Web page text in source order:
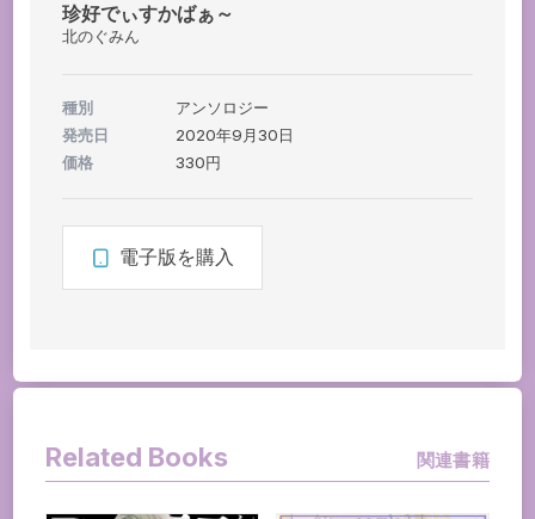
珍好でぃすかばぁ～
北のぐみん
種別
アンソロジー
発売日
2020年9月30日
価格
330円
電子版を購入
Related Books 関連書籍